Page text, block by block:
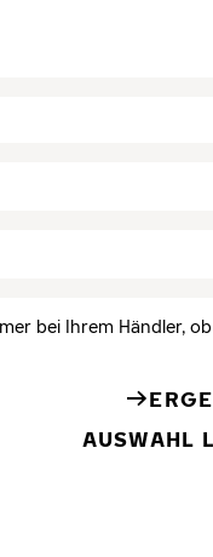
bei Ihrem Händler,
AUSWAHL